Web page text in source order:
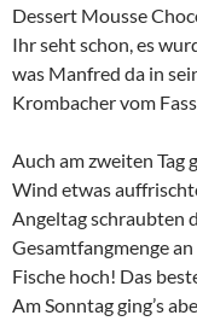
Dessert Mousse
Ihr seht schon, es
was Manfred da in
Krombacher vom
Auch am zweiten Tag
Wind etwas
Angeltag schraubten
Gesamtfangmenge
Fische hoch! Das
Am Sonntag ging’s